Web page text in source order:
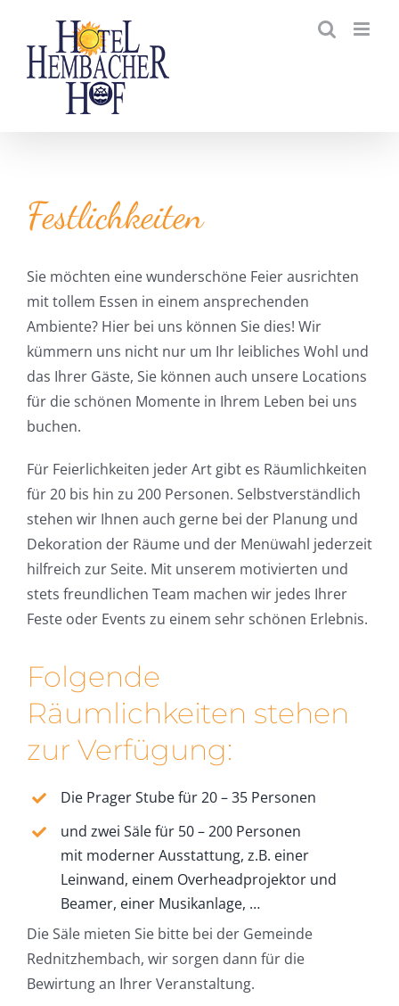
springen
Festlichkeiten
Sie möchten eine wunderschöne Feier ausrichten
mit tollem Essen in einem ansprechenden
Ambiente? Hier bei uns können Sie dies! Wir
kümmern uns nicht nur um Ihr leibliches Wohl und
das Ihrer Gäste, Sie können auch unsere Locations
für die schönen Momente in Ihrem Leben bei uns
buchen.
Für Feierlichkeiten jeder Art gibt es Räumlichkeiten
für 20 bis hin zu 200 Personen. Selbstverständlich
stehen wir Ihnen auch gerne bei der Planung und
Dekoration der Räume und der Menüwahl jederzeit
hilfreich zur Seite. Mit unserem motivierten und
stets freundlichen Team machen wir jedes Ihrer
Feste oder Events zu einem sehr schönen Erlebnis.
Folgende
Räumlichkeiten stehen
zur Verfügung:
Die Prager Stube für 20 – 35 Personen
und zwei Säle für 50 – 200 Personen
mit moderner Ausstattung, z.B. einer
Leinwand, einem Overheadprojektor und
Beamer, einer Musikanlage, …
Die Säle mieten Sie bitte bei der Gemeinde
Rednitzhembach, wir sorgen dann für die
Bewirtung an Ihrer Veranstaltung.